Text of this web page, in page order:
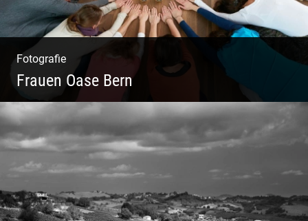
Fotografie
Frauen Oase Bern
Yoga Fotografie | Magische Momente | Bunte
Farben | Wilde Formen